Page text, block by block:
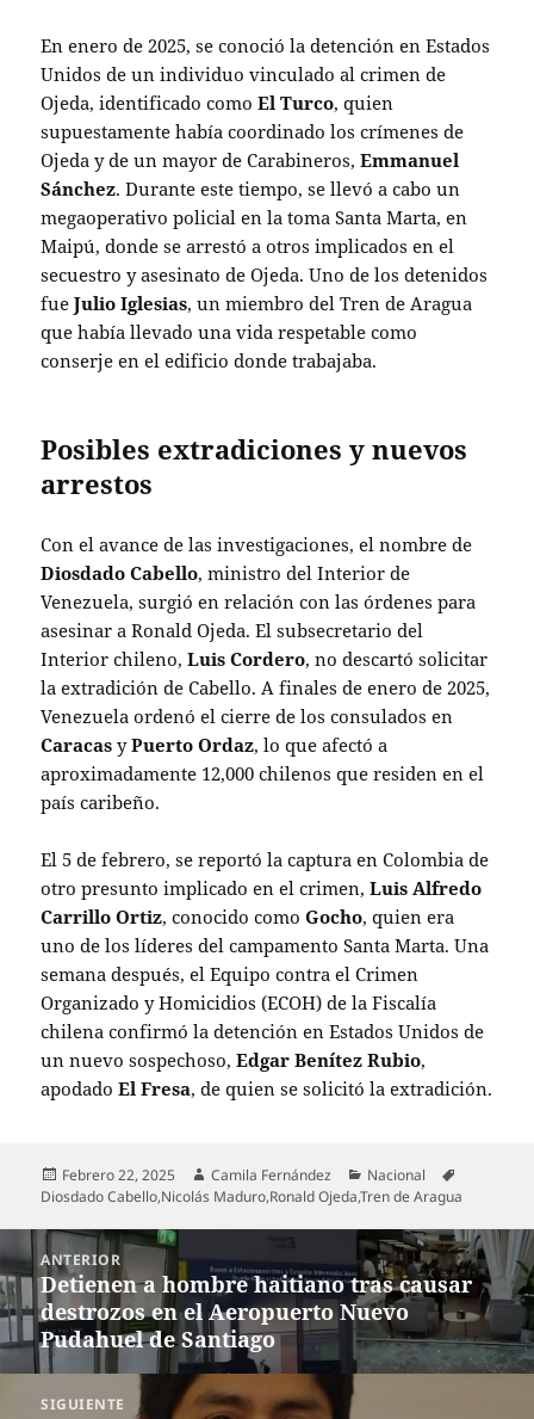
En enero de 2025, se conoció la detención en Estados
Unidos de un individuo vinculado al crimen de
Ojeda, identificado comoEl Turco, quien
supuestamente había coordinado los crímenes de
Ojeda y de un mayor de Carabineros,Emmanuel
Sánchez. Durante este tiempo, se llevó a cabo un
megaoperativo policial en la toma Santa Marta, en
Maipú, donde se arrestó a otros implicados en el
secuestro y asesinato de Ojeda. Uno de los detenidos
fueJulio Iglesias, un miembro del Tren de Aragua
que había llevado una vida respetable como
conserje en el edificio donde trabajaba.
Posibles extradiciones y nuevos
arrestos
Con el avance de las investigaciones, el nombre de
Diosdado Cabello, ministro del Interior de
Venezuela, surgió en relación con las órdenes para
asesinar a Ronald Ojeda. El subsecretario del
Interior chileno,Luis Cordero, no descartó solicitar
la extradición de Cabello. A finales de enero de 2025,
Venezuela ordenó el cierre de los consulados en
Caracas yPuerto Ordaz, lo que afectó a
aproximadamente 12,000 chilenos que residen en el
país caribeño.
El 5 de febrero, se reportó la captura en Colombia de
otro presunto implicado en el crimen,Luis Alfredo
Carrillo Ortiz, conocido comoGocho, quien era
uno de los líderes del campamento Santa Marta. Una
semana después, el Equipo contra el Crimen
Organizado y Homicidios (ECOH) de la Fiscalía
chilena confirmó la detención en Estados Unidos de
un nuevo sospechoso,Edgar Benítez Rubio,
apodadoEl Fresa, de quien se solicitó la extradición.
Publicado
el
Febrero 22, 2025 Autor
Camila Fernández Categorías
Nacional
Diosdado Cabello,Nicolás Maduro,Ronald Ojeda,Tren de Aragua
Navegación
de
entradas
ANTERIOR
Entrada
anterior:
Detienen a hombre haitiano tras causar
destrozos en el Aeropuerto Nuevo
Pudahuel de Santiago
SIGUIENTE